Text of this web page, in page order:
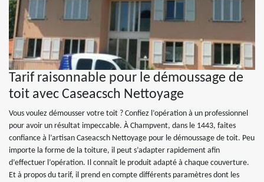
Tarif raisonnable pour le démoussage de
toit avec Caseacsch Nettoyage
Vous voulez démousser votre toit ? Confiez l’opération à un professionnel
pour avoir un résultat impeccable. À Champvent, dans le 1443, faites
confiance à l’artisan Caseacsch Nettoyage pour le démoussage de toit. Peu
importe la forme de la toiture, il peut s’adapter rapidement afin
d’effectuer l’opération. Il connaît le produit adapté à chaque couverture.
Et à propos du tarif, il prend en compte différents paramètres dont les